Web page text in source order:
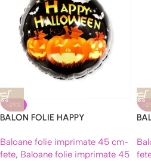
-29%
BALON FOLIE HAPPY
Baloane folie imprimate 45 cm-
fete, Baloane folie imprimate 45
-